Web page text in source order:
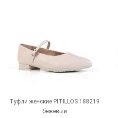
Туфли женские PITILLOS 188219
бежевый